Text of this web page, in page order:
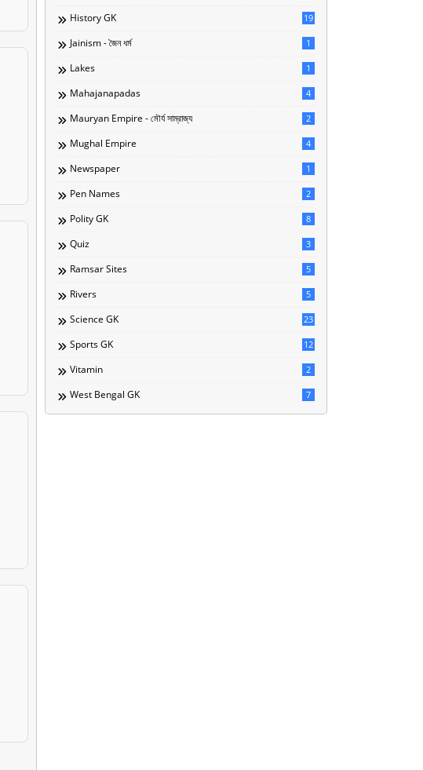
History GK 19
Jainism - জৈন ধর্ম 1
Lakes 1
Mahajanapadas 4
Mauryan Empire - মৌর্য সাম্রাজ্য 2
Mughal Empire 4
Newspaper 1
Pen Names 2
Polity GK 8
Quiz 3
Ramsar Sites 5
Rivers 5
Science GK 23
Sports GK 12
Vitamin 2
West Bengal GK 7